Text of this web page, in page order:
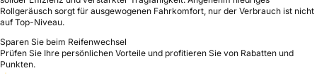
Rollgeräusch sorgt für ausgewogenen Fahrkomfort, nur der Verbrauch ist nicht
auf Top-Niveau.
Sparen Sie beim Reifenwechsel
Prüfen Sie Ihre persönlichen Vorteile und profitieren Sie von Rabatten und
Punkten.